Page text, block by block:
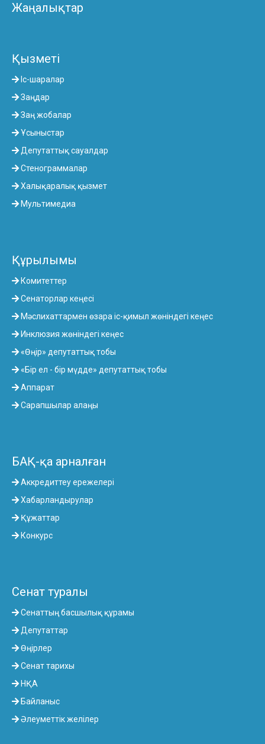
Жаңалықтар
Қызметі
Іс-шаралар
Заңдар
Заң жобалар
Ұсыныстар
Депутаттық сауалдар
Стенограммалар
Халықаралық қызмет
Мультимедиа
Құрылымы
Комитеттер
Сенаторлар кеңесі
Мәслихаттармен өзара іс-қимыл жөніндегі кеңес
Инклюзия жөніндегі кеңес
«Өңір» депутаттық тобы
«Бір ел - бір мүдде» депутаттық тобы
Аппарат
Сарапшылар алаңы
БАҚ-қа арналған
Аккредиттеу ережелері
Хабарландырулар
Құжаттар
Конкурс
Сенат туралы
Сенаттың басшылық құрамы
Депутаттар
Өңірлер
Сенат тарихы
НҚА
Байланыс
Әлеуметтік желілер